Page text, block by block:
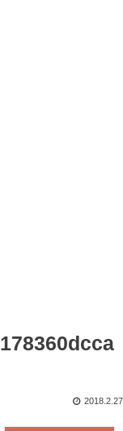
2018.2.27